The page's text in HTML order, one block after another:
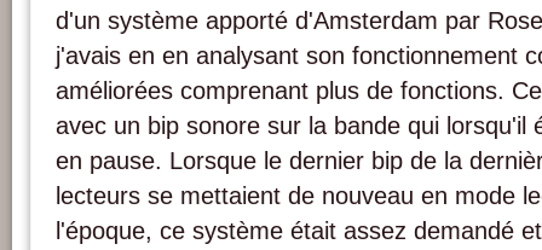
d'un système apporté d'Amsterdam par
j'avais en en analysant son fonctionnement
améliorées comprenant plus de fonctions.
avec un bip sonore sur la bande qui lorsqu'il
en pause. Lorsque le dernier bip de la
lecteurs se mettaient de nouveau en mode
l'époque, ce système était assez demandé